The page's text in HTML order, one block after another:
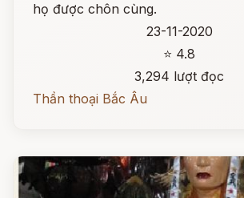
họ được chôn cùng.
23-11-2020
⭐ 4.8
3,294 lượt đọc
Thần thoại Bắc Âu